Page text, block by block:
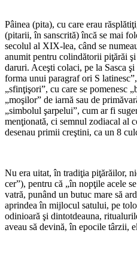
Pâinea (pita), cu care erau
(pitarii, în sanscrită) încă se mai
secolul al XIX-lea, când se
anumit pentru colindătorii piţărăi
daruri. Aceşti colaci, pe la Sasca
forma unui paragraf ori S
„sfinţişori”, cu care se pomenesc
„moşilor” de iarnă sau de
„simbolul şarpelui”, cum ar fi
menţionată, ci semnul zodiacal al
desenau primii creştini, ca un 8
Nu era uitat, în tradiţia piţărăilor,
cer”), pentru că „în nopţile acele
vatră, punând un butuc mare să
aprindea în mijlocul satului, pe
odinioară şi dintotdeauna,
aveau să devină, în epocile târzii,